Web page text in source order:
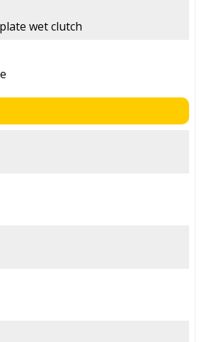
wet clutch